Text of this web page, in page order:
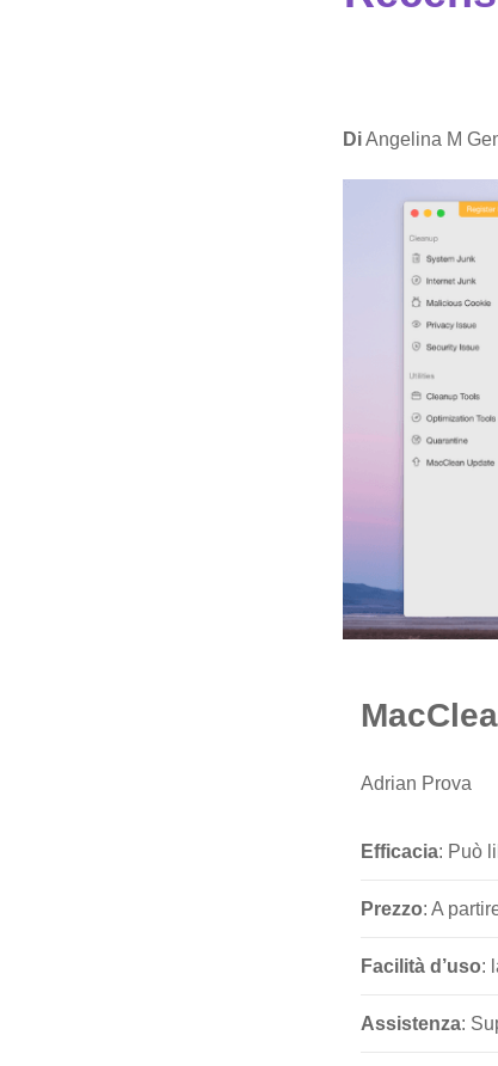
DiAngelina M
Adrian Prova
Efficacia: Può
Prezzo: A
Facilità d’uso:
Assistenza: